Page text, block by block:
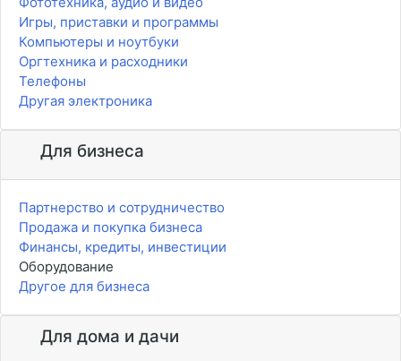
Игры, приставки и программы
Компьютеры и ноутбуки
Оргтехника и расходники
Телефоны
Другая электроника
Для бизнеса
Партнерство и сотрудничество
Продажа и покупка бизнеса
Финансы, кредиты, инвестиции
Оборудование
Другое для бизнеса
Для дома и дачи